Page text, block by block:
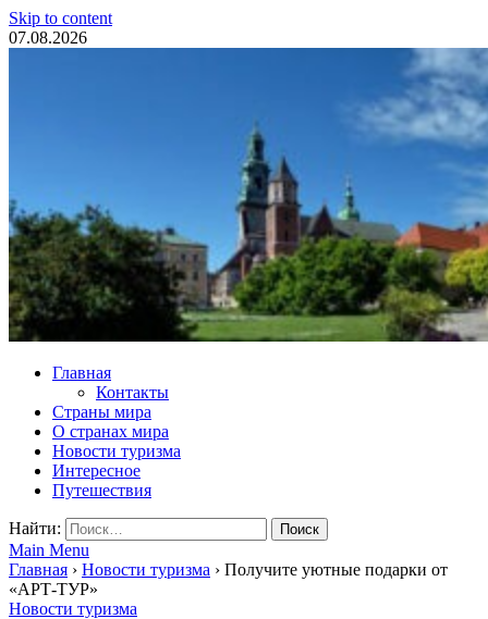
Skip to content
07.08.2026
Туристические новости
Главная
Контакты
Страны мира
О странах мира
Новости туризма
Интересное
Путешествия
Найти:
Main Menu
Главная › Новости туризма › Получите уютные подарки от
«АРТ-ТУР»
Новости туризма